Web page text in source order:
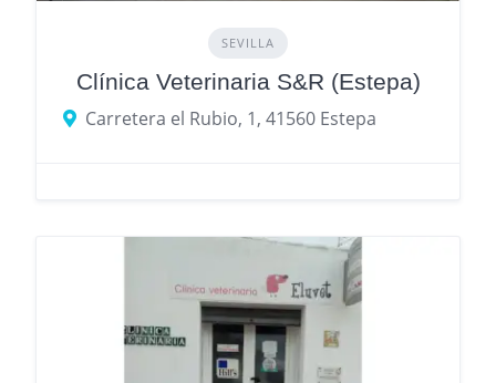
SEVILLA
Clínica Veterinaria S&R (Estepa)
Carretera el Rubio, 1, 41560 Estepa